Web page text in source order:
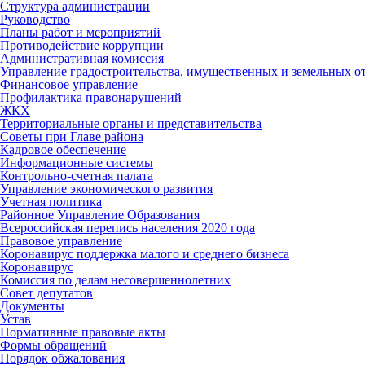
Структура администрации
Руководство
Планы работ и мероприятий
Противодействие коррупции
Административная комиссия
Управление градостроительства, имущественных и земельных
Финансовое управление
Профилактика правонарушений
ЖКХ
Территориальные органы и представительства
Советы при Главе района
Кадровое обеспечение
Информационные системы
Контрольно-счетная палата
Управление экономического развития
Учетная политика
Районное Управление Образования
Всероссийская перепись населения 2020 года
Правовое управление
Коронавирус поддержка малого и среднего бизнеса
Коронавирус
Комиссия по делам несовершеннолетних
Совет депутатов
Документы
Устав
Нормативные правовые акты
Формы обращений
Порядок обжалования